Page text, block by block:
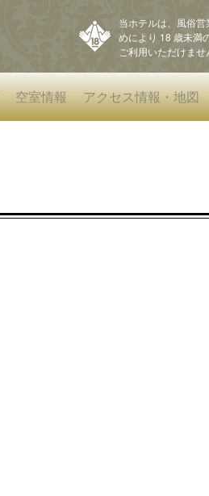
当ホテルは、風俗営
めにより 18 歳未満
ご利用いただけませ
空室情報 アクセス情報・地図